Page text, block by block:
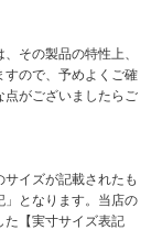
その製品の特性上、
すので、予めよくご確
点がございましたらご
イズが記載されたも
」となります。当店の
た【実寸サイズ表記